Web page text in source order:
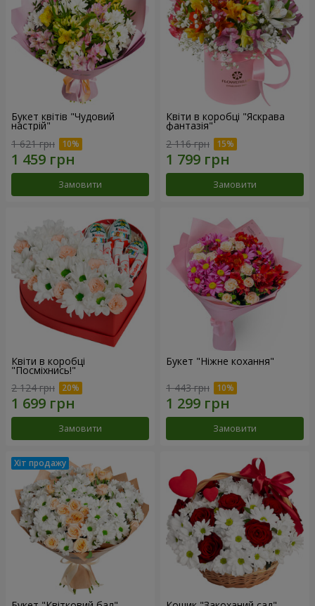
Букет квітів "Чудовий
настрій"
1 621 грн
Замовити
Квіти в коробці "Яскрава
фантазія"
2 116 грн
Замовити
Квіти в коробці
"Посміхнись!"
2 124 грн
Замовити
Букет "Ніжне кохання"
1 443 грн
Замовити